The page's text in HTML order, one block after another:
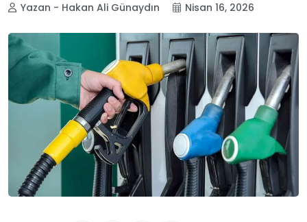
Yazan - Hakan Ali Günaydın Nisan 16, 2026